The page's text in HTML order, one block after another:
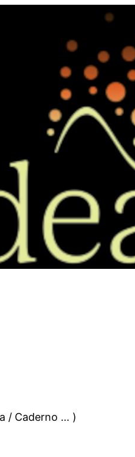
/ Caderno … )